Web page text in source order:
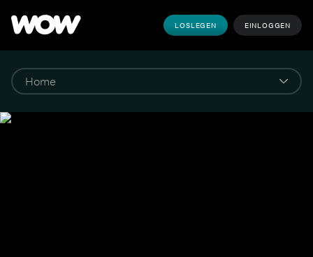
LOSLEGEN EINLOGGEN